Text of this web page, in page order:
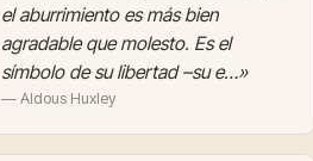
el aburrimiento es más bien
agradable que molesto. Es el
símbolo de su libertad –su e…»
— Aldous Huxley